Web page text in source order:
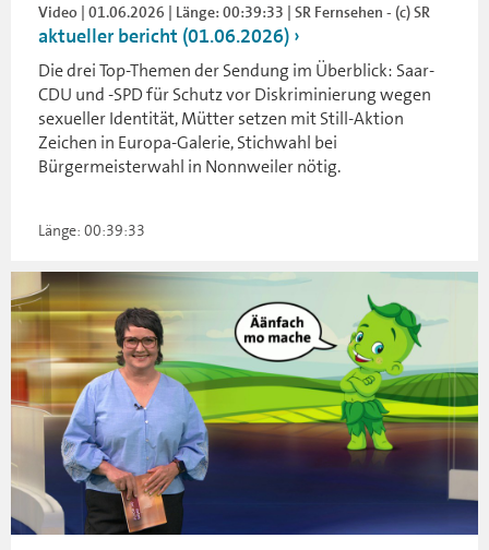
Video | 01.06.2026 | Länge: 00:39:33 | SR Fernsehen - (c) SR
aktueller bericht (01.06.2026)
Die drei Top-Themen der Sendung im Überblick: Saar-
CDU und -SPD für Schutz vor Diskriminierung wegen
sexueller Identität, Mütter setzen mit Still-Aktion
Zeichen in Europa-Galerie, Stichwahl bei
Bürgermeisterwahl in Nonnweiler nötig.
Länge: 00:39:33